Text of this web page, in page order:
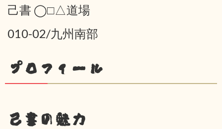
己書 ◯□△道場
010-02/九州南部
プロフィール
己書の魅力